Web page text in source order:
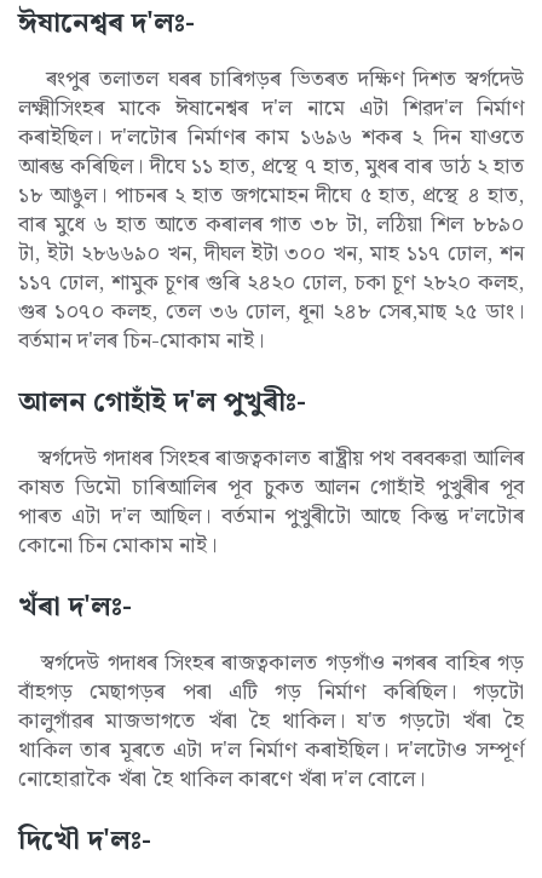
ঈষানেশ্বৰ দ'লঃ-
ৰংপুৰ তলাতল ঘৰৰ চাৰিগড়ৰ ভিতৰত দক্ষিণ দিশত স্বৰ্গদেউ
লক্ষ্মীসিংহৰ মাকে ঈষানেশ্বৰ দ'ল নামে এটা শিৱদ'ল নিৰ্মাণ
কৰাইছিল। দ'লটোৰ নিৰ্মাণৰ কাম ১৬৯৬ শকৰ ২ দিন যাওতে
আৰম্ভ কৰিছিল। দীঘে ১১ হাত, প্ৰস্থে ৭ হাত, মুধৰ বাৰ ডাঠ ২ হাত
১৮ আঙুল। পাচনৰ ২ হাত জগমোহন দীঘে ৫ হাত, প্ৰস্থে ৪ হাত,
বাৰ মুধে ৬ হাত আতে কৰালৰ গাত ৩৮ টা, লঠিয়া শিল ৮৮৯০
টা, ইটা ২৮৬৬৯০ খন, দীঘল ইটা ৩০০ খন, মাহ ১১৭ ঢোল, শন
১১৭ ঢোল, শামুক চূণৰ গুৰি ২৪২০ ঢোল, চকা চূণ ২৮২০ কলহ,
গুৰ ১০৭০ কলহ, তেল ৩৬ ঢোল, ধূনা ২৪৮ সেৰ,মাছ ২৫ ডাং।
বৰ্তমান দ'লৰ চিন-মোকাম নাই।
আলন গোহাঁই দ'ল পুখুৰীঃ-
স্বৰ্গদেউ গদাধৰ সিংহৰ ৰাজত্বকালত ৰাষ্ট্ৰীয় পথ বৰবৰুৱা আলিৰ
কাষত ডিমৌ চাৰিআলিৰ পূব চুকত আলন গোহাঁই পুখুৰীৰ পূব
পাৰত এটা দ'ল আছিল। বৰ্তমান পুখুৰীটো আছে কিন্তু দ'লটোৰ
কোনো চিন মোকাম নাই।
খঁৰা দ'লঃ-
স্বৰ্গদেউ গদাধৰ সিংহৰ ৰাজত্বকালত গড়গাঁও নগৰৰ বাহিৰ গড়
বাঁহগড় মেছাগড়ৰ পৰা এটি গড় নিৰ্মাণ কৰিছিল। গড়টো
কালুগাঁৱৰ মাজভাগতে খঁৰা হৈ থাকিল। য'ত গড়টো খঁৰা হৈ
থাকিল তাৰ মূৰতে এটা দ'ল নিৰ্মাণ কৰাইছিল। দ'লটোও সম্পূৰ্ণ
নোহোৱাকৈ খঁৰা হৈ থাকিল কাৰণে খঁৰা দ'ল বোলে।
দিখৌ দ'লঃ-